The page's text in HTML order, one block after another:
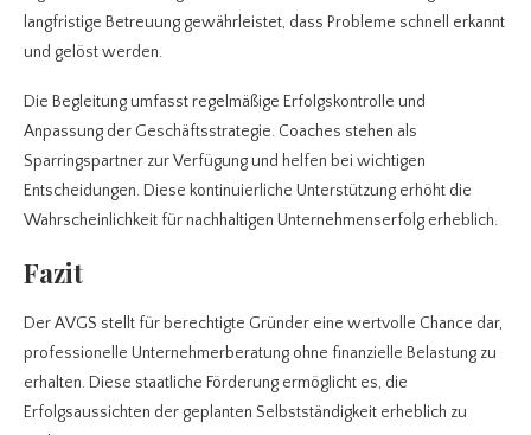
langfristige Betreuung gewährleistet, dass Probleme schnell erkannt
und gelöst werden.
Die Begleitung umfasst regelmäßige Erfolgskontrolle und
Anpassung der Geschäftsstrategie. Coaches stehen als
Sparringspartner zur Verfügung und helfen bei wichtigen
Entscheidungen. Diese kontinuierliche Unterstützung erhöht die
Wahrscheinlichkeit für nachhaltigen Unternehmenserfolg erheblich.
Fazit
Der AVGS stellt für berechtigte Gründer eine wertvolle Chance dar,
professionelle Unternehmerberatung ohne finanzielle Belastung zu
erhalten. Diese staatliche Förderung ermöglicht es, die
Erfolgsaussichten der geplanten Selbstständigkeit erheblich zu